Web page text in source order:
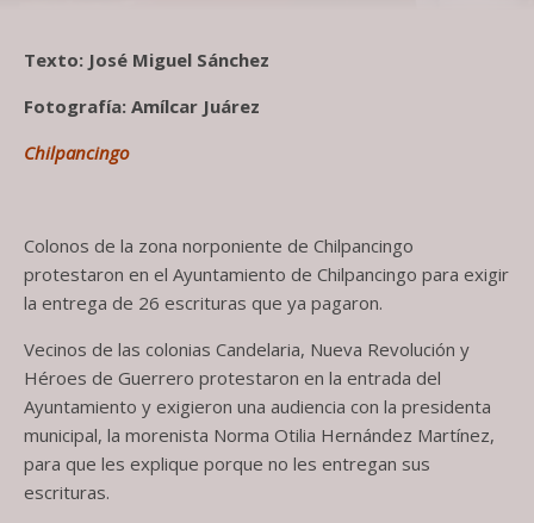
Texto: José Miguel Sánchez
Fotografía: Amílcar Juárez
Chilpancingo
Colonos de la zona norponiente de Chilpancingo
protestaron en el Ayuntamiento de Chilpancingo para exigir
la entrega de 26 escrituras que ya pagaron.
Vecinos de las colonias Candelaria, Nueva Revolución y
Héroes de Guerrero protestaron en la entrada del
Ayuntamiento y exigieron una audiencia con la presidenta
municipal, la morenista Norma Otilia Hernández Martínez,
para que les explique porque no les entregan sus
escrituras.